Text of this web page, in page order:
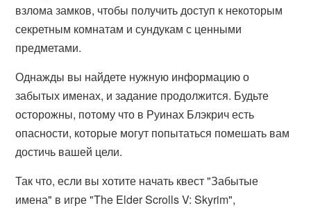
взлома замков, чтобы получить доступ к некоторым
секретным комнатам и сундукам с ценными
предметами.
Однажды вы найдете нужную информацию о
забытых именах, и задание продолжится. Будьте
осторожны, потому что в Руинах Блэкрич есть
опасности, которые могут попытаться помешать вам
достичь вашей цели.
Так что, если вы хотите начать квест "Забытые
имена" в игре "The Elder Scrolls V: Skyrim",